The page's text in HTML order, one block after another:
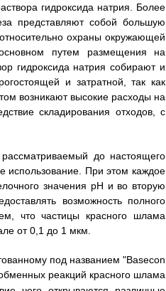
гидроксида натрия. Более
представляют собой большую
охраны окружающей
путем размещения на
гидроксида натрия собирают и
и затратной, так как
возникают высокие расходы на
складирования отходов, с
до настоящего
использование. При этом каждое
значения pH и во вторую
возможность полного
что частицы красного шлама
от 0,1 до 1 мкм.
под названием "Basecon
реакций красного шлама